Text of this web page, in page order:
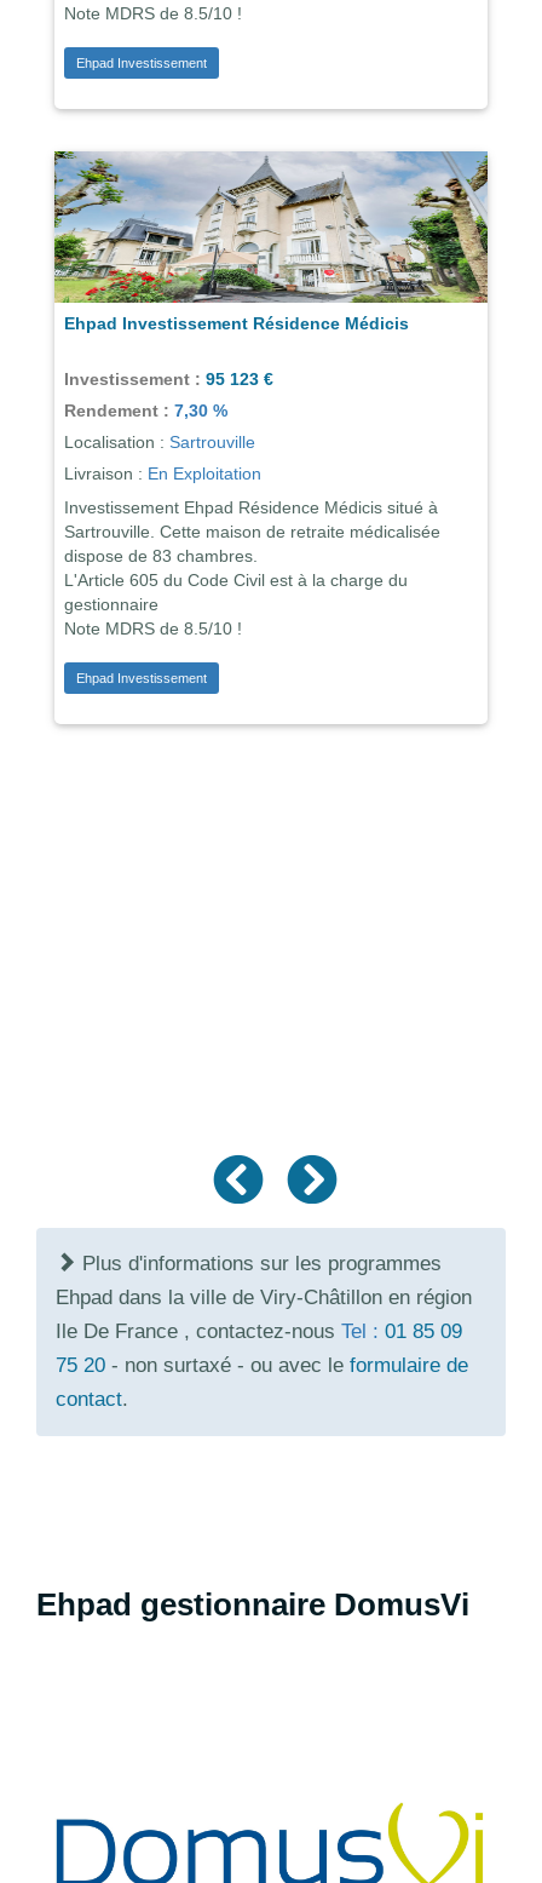
Note MDRS de 8.5/10 !
Ehpad Investissement
Ehpad Investissement Résidence Médicis
Investissement : 95 123 €
Rendement : 7,30 %
Localisation : Sartrouville
Livraison : En Exploitation
Investissement Ehpad Résidence Médicis situé à
Sartrouville. Cette maison de retraite médicalisée
dispose de 83 chambres.
L'Article 605 du Code Civil est à la charge du
gestionnaire
Note MDRS de 8.5/10 !
Ehpad Investissement
Plus d'informations sur les programmes
Ehpad dans la ville de Viry-Châtillon en région
Ile De France , contactez-nous Tel : 01 85 09
75 20 - non surtaxé - ou avec le formulaire de
contact.
Ehpad gestionnaire DomusVi